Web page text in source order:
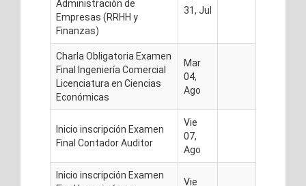
Administración de
Empresas (RRHH y
Finanzas)
31, Jul
Charla Obligatoria Examen
Final Ingeniería Comercial
Licenciatura en Ciencias
Económicas
Mar
04,
Ago
Inicio inscripción Examen
Final Contador Auditor
Vie
07,
Ago
Inicio inscripción Examen
Vie